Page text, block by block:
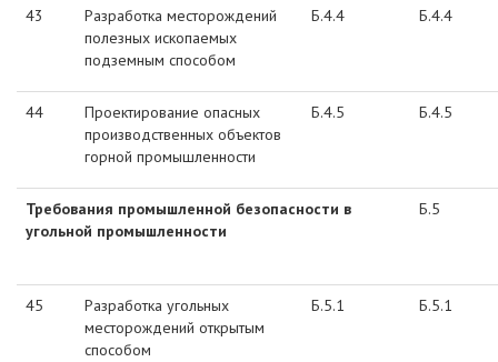
43
Разработка месторождений
полезных ископаемых
подземным способом
Б.4.4 Б.4.4
44
Проектирование опасных
производственных объектов
горной промышленности
Б.4.5 Б.4.5
Требования промышленной безопасности в
угольной промышленности
Б.5
45
Разработка угольных
месторождений открытым
способом
Б.5.1 Б.5.1